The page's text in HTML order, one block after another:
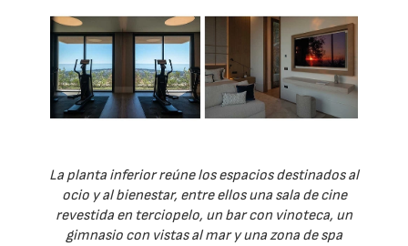
La planta inferior reúne los espacios destinados al
ocio y al bienestar, entre ellos una sala de cine
revestida en terciopelo, un bar con vinoteca, un
gimnasio con vistas al mar y una zona de spa